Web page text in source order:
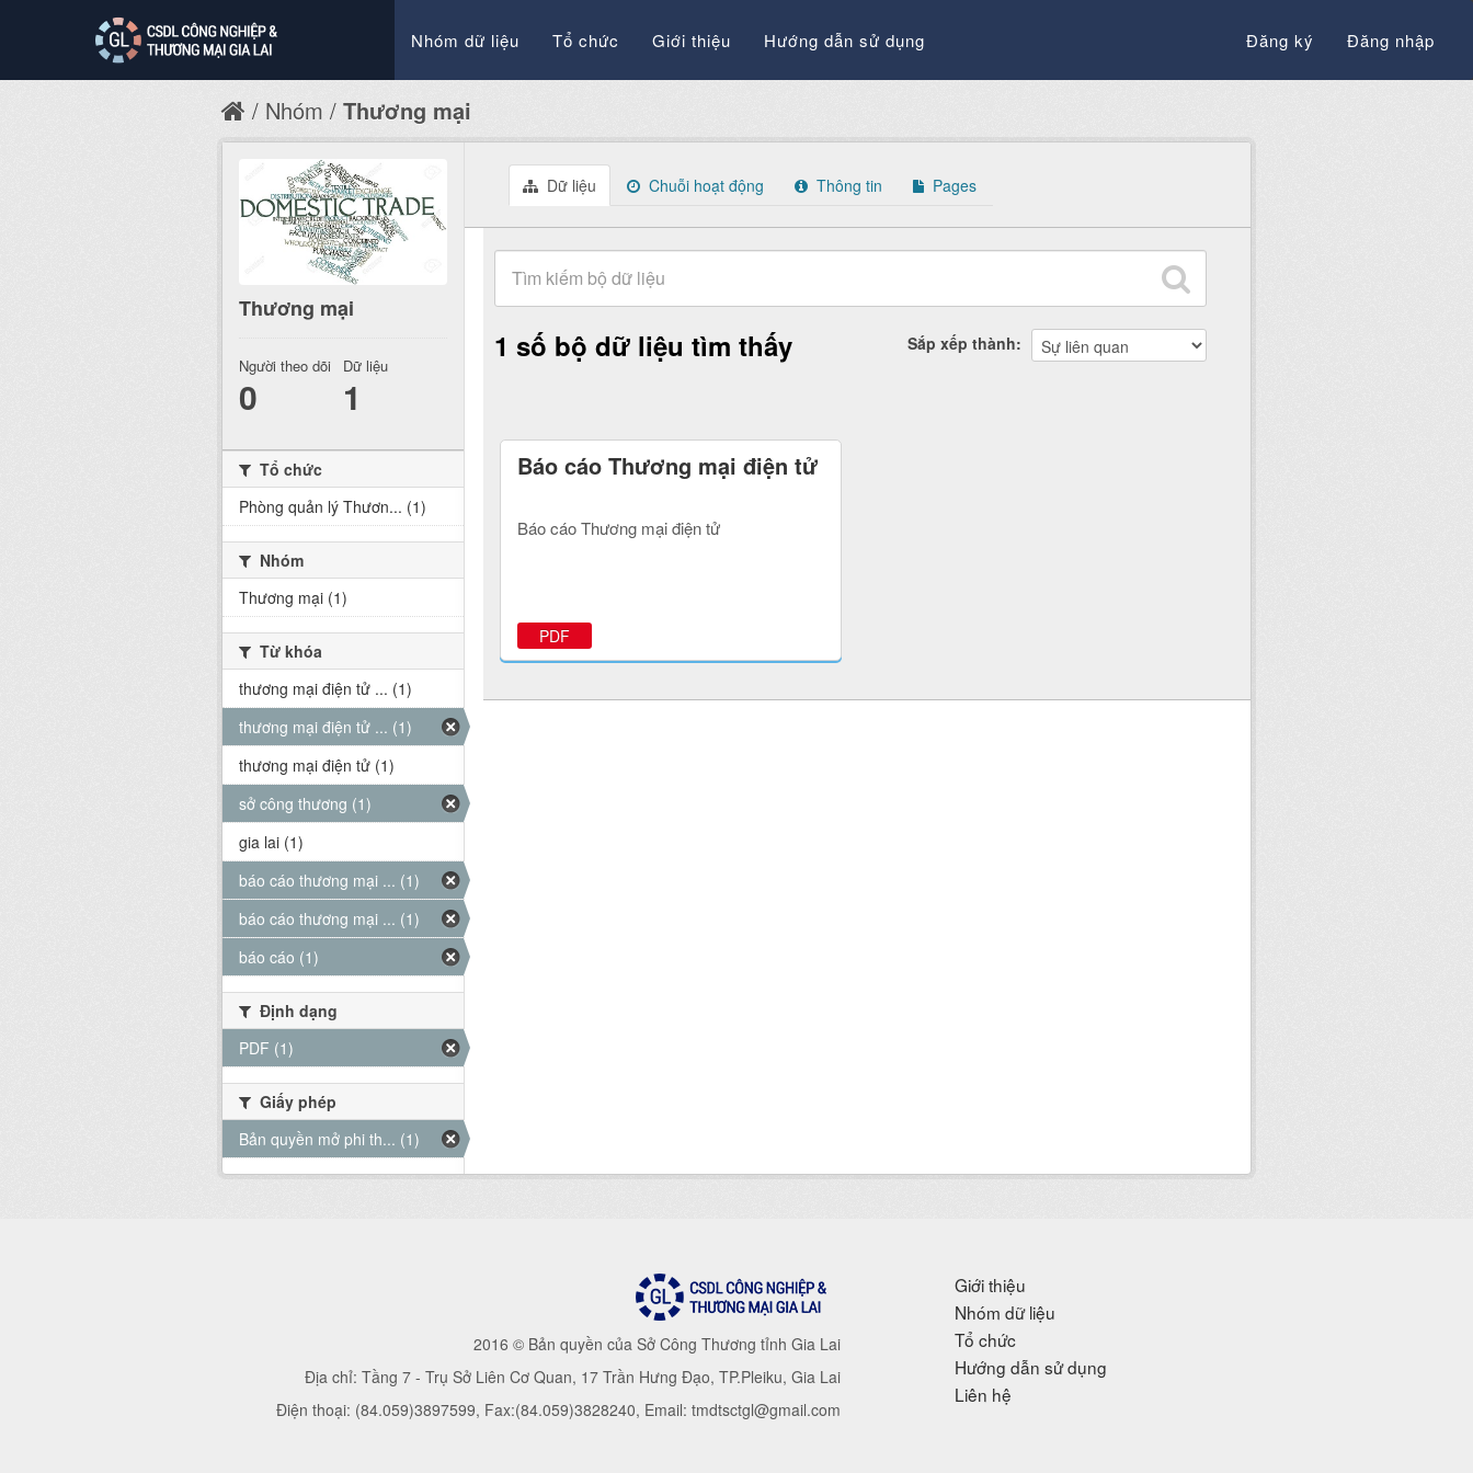
Nhóm dữ liệu Tổ chức Giới thiệu Hướng dẫn sử dụng Đăng ký Đăng nhập
Nhóm Thương mại
Dữ liệu Chuỗi hoạt động Thông tin Pages
Sắp xếp thành
1 số bộ dữ liệu tìm thấy
Báo cáo Thương mại điện tử
Báo cáo Thương mại điện tử
PDF
Thương mại
Người theo dõi
0
Dữ liệu
1
Tổ chức
Phòng quản lý Thươn... (1)
Nhóm
Thương mại (1)
Từ khóa
thương mại điện tử ... (1)
thương mại điện tử ... (1)
thương mại điện tử (1)
sở công thương (1)
gia lai (1)
báo cáo thương mại ... (1)
báo cáo thương mại ... (1)
báo cáo (1)
Định dạng
PDF (1)
Giấy phép
Bản quyền mở phi th... (1)
2016 © Bản quyền của Sở Công Thương tỉnh Gia Lai
Địa chỉ: Tầng 7 - Trụ Sở Liên Cơ Quan, 17 Trần Hưng Đạo, TP.Pleiku, Gia Lai
Điện thoại: (84.059)3897599, Fax:(84.059)3828240, Email: tmdtsctgl@gmail.com
Giới thiệu
Nhóm dữ liệu
Tổ chức
Hướng dẫn sử dụng
Liên hệ